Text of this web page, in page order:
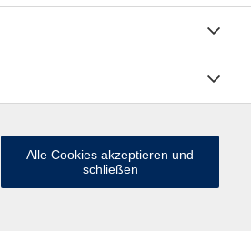
Alle Cookies akzeptieren und
schließen